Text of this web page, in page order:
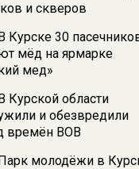
и скверов
Курске 30
мёд на ярмарке
мед»
Курской области
и обезвредили
времён ВОВ
молодёжи в